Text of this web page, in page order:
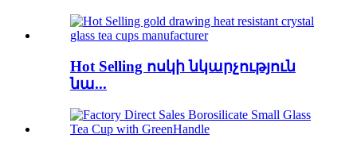
Hot Selling ոսկի նկարչություն
նա...